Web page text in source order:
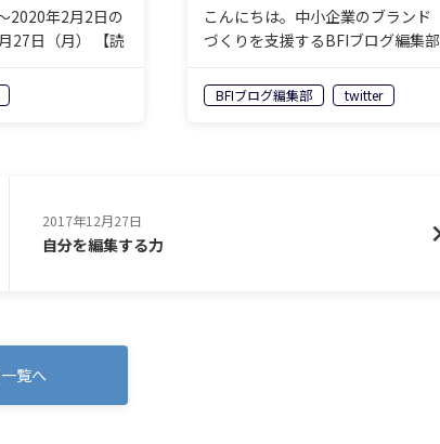
2020年2月2日の
27日（月） 【読
って何です
著者ページ） ル
こんにちは。中小企業のブランド
づくりを支援するBFIブログ編集部
イナーさんと話をする機会があり
ました。 彼は、フリーランス。い
BFIブログ編集部 twitter
2017年12月27日
自分を編集する力
覧へ